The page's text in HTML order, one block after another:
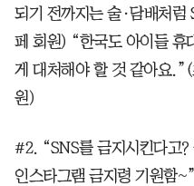
되기 전까지는 술·담배처
페 회원) “한국도 아이들 휴
게 대처해야 할 것 같아요
원)
#2. “SNS를 금지시킨다고
인스타그램 금지령 기원함